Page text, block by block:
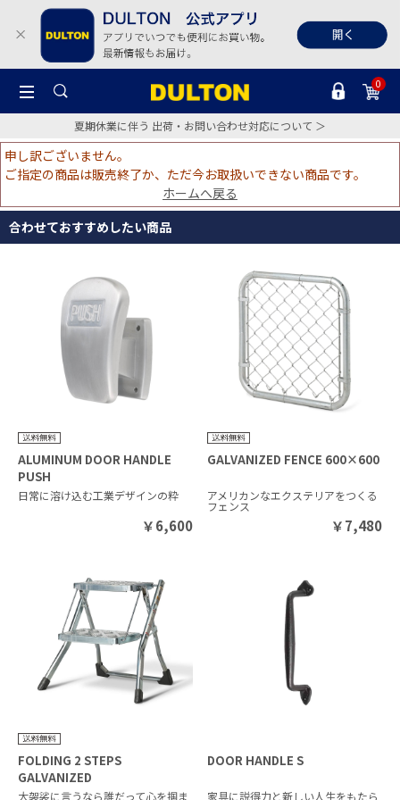
0
夏期休業に伴う 出荷・お問い合わせ対応について ＞
申し訳ございません。
ご指定の商品は販売終了か、ただ今お取扱いできない商品です。
ホームへ戻る
合わせておすすめしたい商品
ALUMINUM DOOR HANDLE
PUSH
日常に溶け込む工業デザインの粋
￥6,600
GALVANIZED FENCE 600×600
アメリカンなエクステリアをつくる
フェンス
￥7,480
FOLDING 2 STEPS
GALVANIZED
大袈裟に言うなら誰だって心を掴ま
DOOR HANDLE S
家具に説得力と新しい人生をもたら